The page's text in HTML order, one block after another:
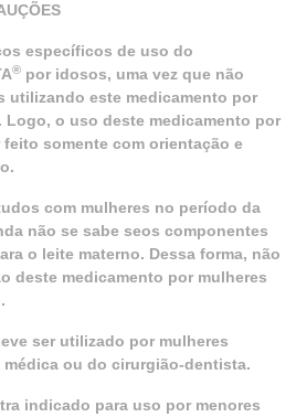
específicos de uso do
® por idosos, uma vez que não
utilizando este medicamento por
o uso deste medicamento por
somente com orientação e
com mulheres no período da
não se sabe seos componentes
o leite materno. Dessa forma, não
deste medicamento por mulheres
ser utilizado por mulheres
ou do cirurgião-dentista.
indicado para uso por menores